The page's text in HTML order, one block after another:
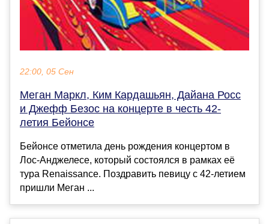
22:00, 05 Сен
Меган Маркл, Ким Кардашьян, Дайана Росс
и Джефф Безос на концерте в честь 42-
летия Бейонсе
Бейонсе отметила день рождения концертом в
Лос-Анджелесе, который состоялся в рамках её
тура Renaissance. Поздравить певицу с 42-летием
пришли Меган ...